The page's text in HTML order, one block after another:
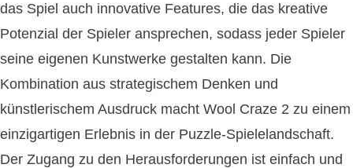
das Spiel auch innovative Features, die das kreative
Potenzial der Spieler ansprechen, sodass jeder Spieler
seine eigenen Kunstwerke gestalten kann. Die
Kombination aus strategischem Denken und
künstlerischem Ausdruck macht Wool Craze 2 zu einem
einzigartigen Erlebnis in der Puzzle-Spielelandschaft.
Der Zugang zu den Herausforderungen ist einfach und